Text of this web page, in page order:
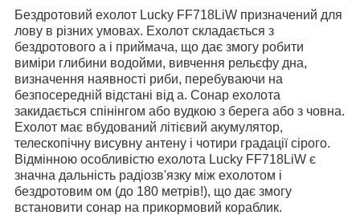
Бездротовий ехолот Lucky FF718LiW призначений для
лову в різних умовах. Ехолот складається з
бездротового а і приймача, що дає змогу робити
виміри глибини водойми, вивчення рельєфу дна,
визначення наявності риби, перебуваючи на
безпосередній відстані від а. Сонар ехолота
закидається спінінгом або вудкою з берега або з човна.
Ехолот має вбудований літієвий акумулятор,
телескопічну висувну антену і чотири градації сірого.
Відмінною особливістю ехолота Lucky FF718LiW є
значна дальність радіозв'язку між ехолотом і
бездротовим ом (до 180 метрів!), що дає змогу
встановити сонар на прикормовий кораблик.